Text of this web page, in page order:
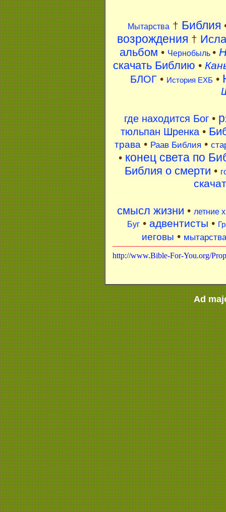
Мытарства † Библия
возрождения †
альбом • Чернобыль •
скачать Библию •
БЛОГ • История ЕХБ •
где находится Бог•
тюльпан Шренка•
трава • Раав Библия •
• конец света по
Библия о смерти •
смысл жизни • летние
Буг• адвентисты •
иеговы • мытарства
http://www.Bible-For-You.org/
Ad